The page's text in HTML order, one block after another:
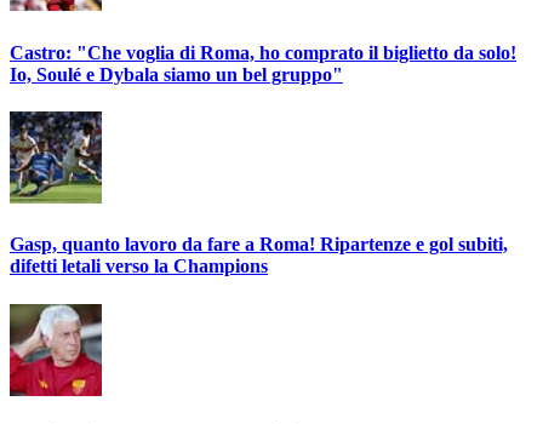
Castro: "Che voglia di Roma, ho comprato il biglietto da solo!
Io, Soulé e Dybala siamo un bel gruppo"
Gasp, quanto lavoro da fare a Roma! Ripartenze e gol subiti,
difetti letali verso la Champions